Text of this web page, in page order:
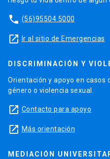
phone (56)95504 5000
launch Ir al sitio de Emergencias
DISCRIMINACIÓN Y
Orientación y apoyo en casos
género o violencia sexual.
launch Contacto para apoyo
launch Más orientación
MEDIACIÓN